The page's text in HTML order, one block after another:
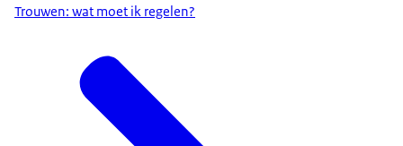
Trouwen: wat moet ik regelen?